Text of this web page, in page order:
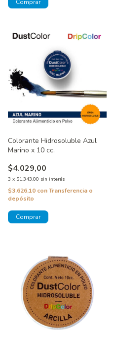
Colorante Hidrosoluble Azul
Marino x 10 cc.
$4.029,00
3 x $1.343,00 sin interés
$3.626,10 conTransferencia o
depósito